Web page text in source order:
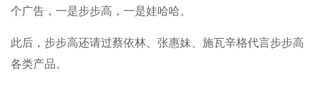
个广告，一是步步高，一是娃哈哈。
此后，步步高还请过蔡依林、张惠妹、施瓦辛格代言步步高
各类产品。